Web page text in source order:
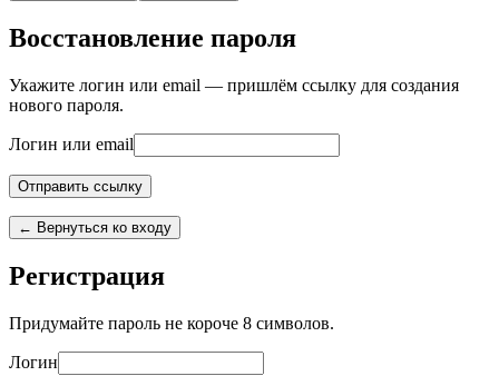
Восстановление пароля
Укажите логин или email — пришлём ссылку для создания
нового пароля.
Логин или email
← Вернуться ко входу
Регистрация
Придумайте пароль не короче 8 символов.
Логин